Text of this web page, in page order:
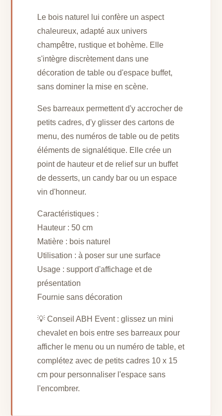
Le bois naturel lui confère un aspect
chaleureux, adapté aux univers
champêtre, rustique et bohème. Elle
s'intègre discrètement dans une
décoration de table ou d'espace buffet,
sans dominer la mise en scène.
Ses barreaux permettent d'y accrocher de
petits cadres, d'y glisser des cartons de
menu, des numéros de table ou de petits
éléments de signalétique. Elle crée un
point de hauteur et de relief sur un buffet
de desserts, un candy bar ou un espace
vin d'honneur.
Caractéristiques :
Hauteur : 50 cm
Matière : bois naturel
Utilisation : à poser sur une surface
Usage : support d'affichage et de
présentation
Fournie sans décoration
💡 Conseil ABH Event : glissez un mini
chevalet en bois entre ses barreaux pour
afficher le menu ou un numéro de table, et
complétez avec de petits cadres 10 x 15
cm pour personnaliser l'espace sans
l'encombrer.